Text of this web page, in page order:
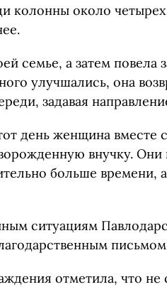
колонны около
семье, а затем
улучшались, она
задавая
день женщина вместе
внучку.
больше времени,
ситуациям
отметила, что не